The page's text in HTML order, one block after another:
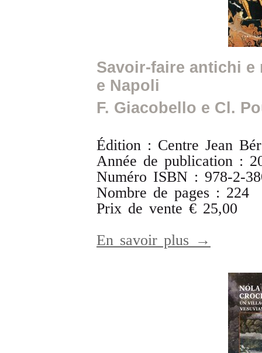
Savoir-faire antichi
e Napoli
F. Giacobello e Cl.
Édition : Centre Jean
Année de publication :
Numéro ISBN : 978-2-
Nombre de pages : 224
Prix de vente € 25,00
En savoir plus →